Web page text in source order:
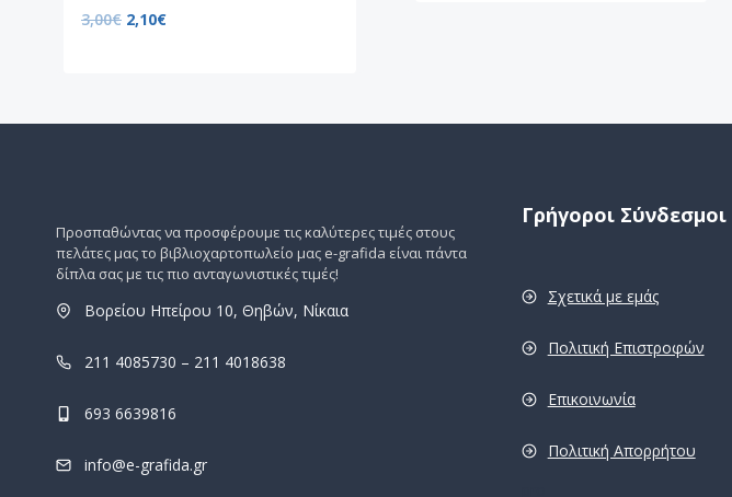
3,00€ 2,10€
Προσπαθώντας να προσφέρουμε τις καλύτερες τιμές στους
πελάτες μας το βιβλιοχαρτοπωλείο μας e-grafida είναι πάντα
δίπλα σας με τις πιο ανταγωνιστικές τιμές!
Βορείου Ηπείρου 10, Θηβών, Νίκαια
211 4085730 – 211 4018638
693 6639816
info@e-grafida.gr
Γρήγοροι Σύνδεσμοι
Σχετικά με εμάς
Πολιτική Επιστροφών
Επικοινωνία
Πολιτική Απορρήτου